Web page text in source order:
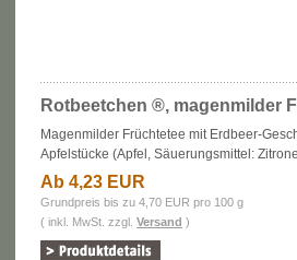
Rotbeetchen ®, magenmilder
Magenmilder Früchtetee mit Erdbeer-
Apfelstücke (Apfel, Säuerungsmittel:
Ab 4,23 EUR
Grundpreis bis zu 4,70 EUR pro 100 g
( inkl. MwSt. zzgl.Versand )